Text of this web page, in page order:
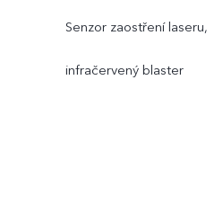
Senzor zaostření laseru,
infračervený blaster